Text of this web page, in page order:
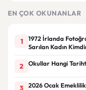
EN ÇOK OKUNANLAR
1
1972 İrlanda
Sarılan Kadın
2 Okullar Hangi
3
2026 Ocak